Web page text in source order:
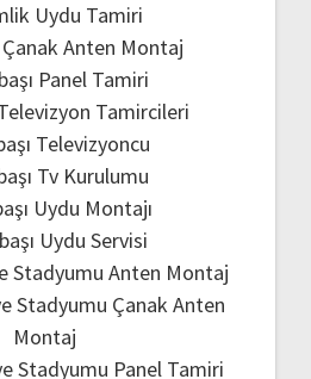
Uydu Tamiri
Çanak Anten Montaj
Panel Tamiri
Tamircileri
Televizyoncu
Tv Kurulumu
Uydu Montajı
Uydu Servisi
Stadyumu Anten Montaj
Stadyumu Çanak Anten
Montaj
Stadyumu Panel Tamiri